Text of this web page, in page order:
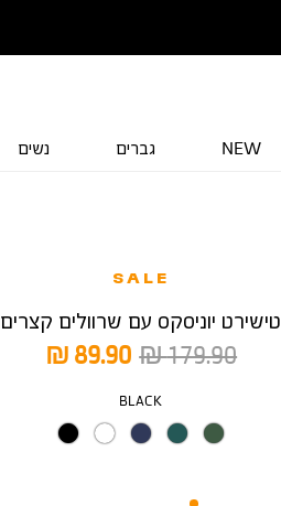
NEW גברים נשים
SALE
טישירט יוניסקס עם שרוולים קצרים
מחיר
מוצר
89.90 ₪
מחיר
179.90 ₪
צבע
BLACK